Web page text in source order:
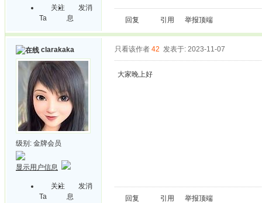
关注
Ta
发消
息
回复 引用 举报顶端
clarakaka
级别: 金牌会员
显示用户信息
关注
Ta
发消
息
只看该作者 42 发表于: 2023-11-07
大家晚上好
回复 引用 举报顶端